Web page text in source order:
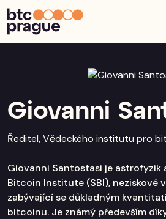
Giovanni
Ředitel, Vědeckého institutu pro
Giovanni Santostasi je
Bitcoin Institute (SBI), neziskové
zabývající se důkladným
bitcoinu. Je známý především